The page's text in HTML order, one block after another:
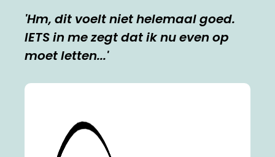
Team
Contact
Direct naar
Werken bij
'Hm, dit voelt niet helemaal goed.
IETS in me zegt dat ik nu even op
moet letten...'
Cookies aanpassen
Alle cookies accepteren